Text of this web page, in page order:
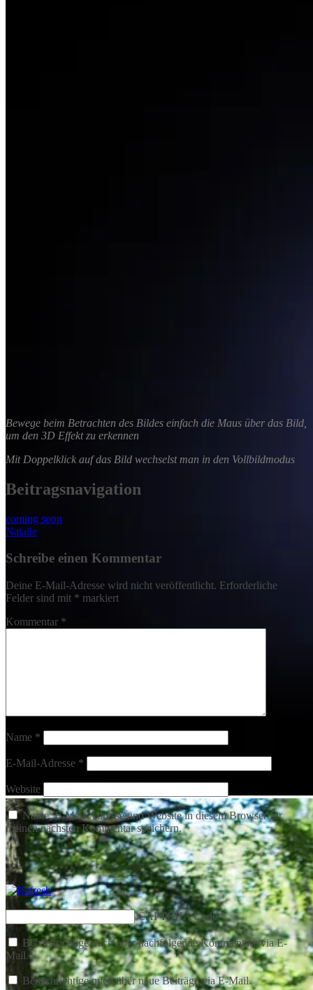
Bewege beim Betrachten des Bildes einfach die Maus über das Bild,
um den 3D Effekt zu erkennen
Mit Doppelklick auf das Bild wechselst man in den Vollbildmodus
Beitragsnavigation
coming soon
Natalie
Schreibe einen Kommentar
Deine E-Mail-Adresse wird nicht veröffentlicht. Erforderliche
Felder sind mit * markiert
Kommentar *
Name *
E-Mail-Adresse *
Website
Name, E-Mail-Adresse und Website in diesem Browser für
meinen nächsten Kommentar speichern.
CAPTCHA Code*
Benachrichtige mich über nachfolgende Kommentare via E-
Mail.
Benachrichtige mich über neue Beiträge via E-Mail.